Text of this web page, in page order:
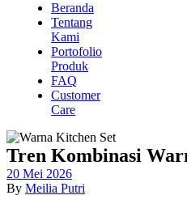
Beranda
Tentang
Kami
Portofolio
Produk
FAQ
Customer
Care
Tren Kombinasi
20 Mei 2026
By Meilia Putri